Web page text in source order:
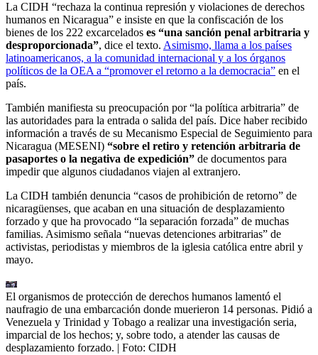
La CIDH “rechaza la continua represión y violaciones de derechos
humanos en Nicaragua” e insiste en que la confiscación de los
bienes de los 222 excarcelados es “una sanción penal arbitraria y
desproporcionada”, dice el texto. Asimismo, llama a los países
latinoamericanos, a la comunidad internacional y a los órganos
políticos de la OEA a “promover el retorno a la democracia” en el
país.
También manifiesta su preocupación por “la política arbitraria” de
las autoridades para la entrada o salida del país. Dice haber recibido
información a través de su Mecanismo Especial de Seguimiento para
Nicaragua (MESENI) “sobre el retiro y retención arbitraria de
pasaportes o la negativa de expedición” de documentos para
impedir que algunos ciudadanos viajen al extranjero.
La CIDH también denuncia “casos de prohibición de retorno” de
nicaragüenses, que acaban en una situación de desplazamiento
forzado y que ha provocado “la separación forzada” de muchas
familias. Asimismo señala “nuevas detenciones arbitrarias” de
activistas, periodistas y miembros de la iglesia católica entre abril y
mayo.
El organismos de protección de derechos humanos lamentó el
naufragio de una embarcación donde muerieron 14 personas. Pidió a
Venezuela y Trinidad y Tobago a realizar una investigación seria,
imparcial de los hechos; y, sobre todo, a atender las causas de
desplazamiento forzado. | Foto: CIDH